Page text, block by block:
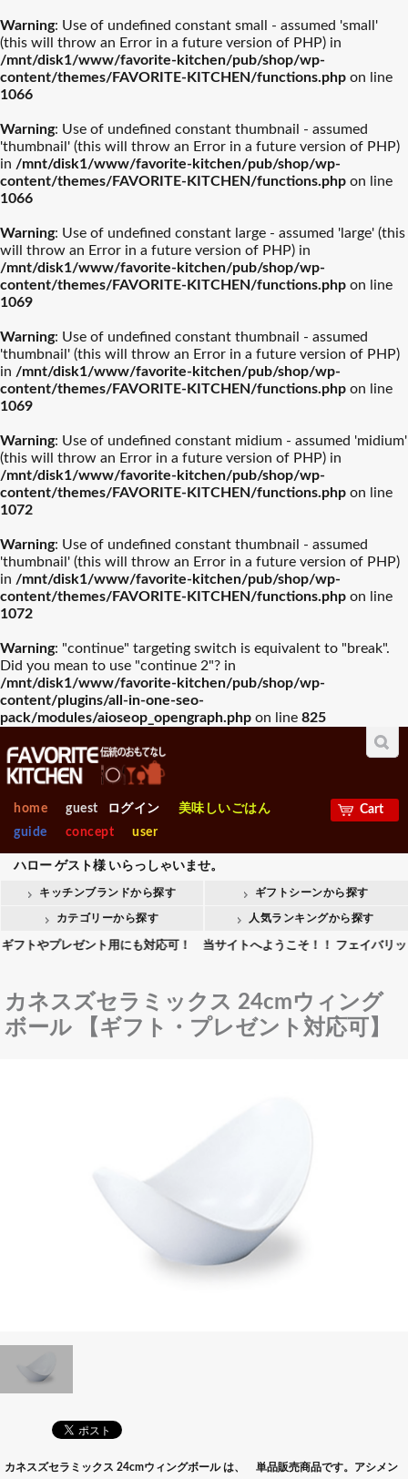
Warning: Use of undefined constant small - assumed 'small'
(this will throw an Error in a future version of PHP) in
/mnt/disk1/www/favorite-kitchen/pub/shop/wp-
content/themes/FAVORITE-KITCHEN/functions.php on line
1066
Warning: Use of undefined constant thumbnail - assumed
'thumbnail' (this will throw an Error in a future version of PHP)
in /mnt/disk1/www/favorite-kitchen/pub/shop/wp-
content/themes/FAVORITE-KITCHEN/functions.php on line
1066
Warning: Use of undefined constant large - assumed 'large' (this
will throw an Error in a future version of PHP) in
/mnt/disk1/www/favorite-kitchen/pub/shop/wp-
content/themes/FAVORITE-KITCHEN/functions.php on line
1069
Warning: Use of undefined constant thumbnail - assumed
'thumbnail' (this will throw an Error in a future version of PHP)
in /mnt/disk1/www/favorite-kitchen/pub/shop/wp-
content/themes/FAVORITE-KITCHEN/functions.php on line
1069
Warning: Use of undefined constant midium - assumed 'midium'
(this will throw an Error in a future version of PHP) in
/mnt/disk1/www/favorite-kitchen/pub/shop/wp-
content/themes/FAVORITE-KITCHEN/functions.php on line
1072
Warning: Use of undefined constant thumbnail - assumed
'thumbnail' (this will throw an Error in a future version of PHP)
in /mnt/disk1/www/favorite-kitchen/pub/shop/wp-
content/themes/FAVORITE-KITCHEN/functions.php on line
1072
Warning: "continue" targeting switch is equivalent to "break".
Did you mean to use "continue 2"? in
/mnt/disk1/www/favorite-kitchen/pub/shop/wp-
content/plugins/all-in-one-seo-
pack/modules/aioseop_opengraph.php on line 825
home guest ログイン
美味しいごはん
guide
concept user
ハロー ゲスト様いらっしゃいませ。
Cart
キッチンブランドから探す ギフトシーンから探す
カテゴリーから探す 人気ランキングから探す
やプレゼント用にも対応可！ 当サイトへようこそ！！ フェイバリッ
ストウブ カネスズセラミックス
ビクトリノックス イッタラ
カメヤマ ルミナラ
山崎実業 木村硝子店
ワサラ Arc International
Anchor Hocking EBM
VETRI DELLE VENEZIE
Chelf＆Sommelier Libbey
Bormioli Luigi
all brands
すすめギフト
出産祝おすすめギフト 新築祝おすすめギフト
誕生日祝おすすめギフト
入園・入学祝おすすめギフ
お中元おすすめギフト お歳暮おすすめギフト
母の日おすすめギフト 父の日おすすめギフト
賀寿祝おすすめギフト
お見舞いおすすめギフト 新築内祝おすすめギフト
出産【内祝い】おすすめギ
入園・入学【内祝】おすす
めギフト
フト
グラスバリエ ワイン・バー用品
容器類
製菓・ベ-カ-リー
整理＆店舗用品 ギフト
プレート・器人気
ランキング
カトラリー人気ル
ランキング
グラスバリエ人気
ランキング
ワイン・バー用品
人気ランキング
容器類人気ランキ
ング
包丁・ハサミ人気
ランキング
フライパン・鍋人
気ランキング
気ランニング
製菓・ベ-カリ-用品
整理＆店舗用品人
気ランキング
ンキング
カネスズセラミックス 24cmウィング
ボール 【ギフト・プレゼント対応可】
カネスズセラミックス 24cmウィングボール は、 単品販売商品です。アシメン